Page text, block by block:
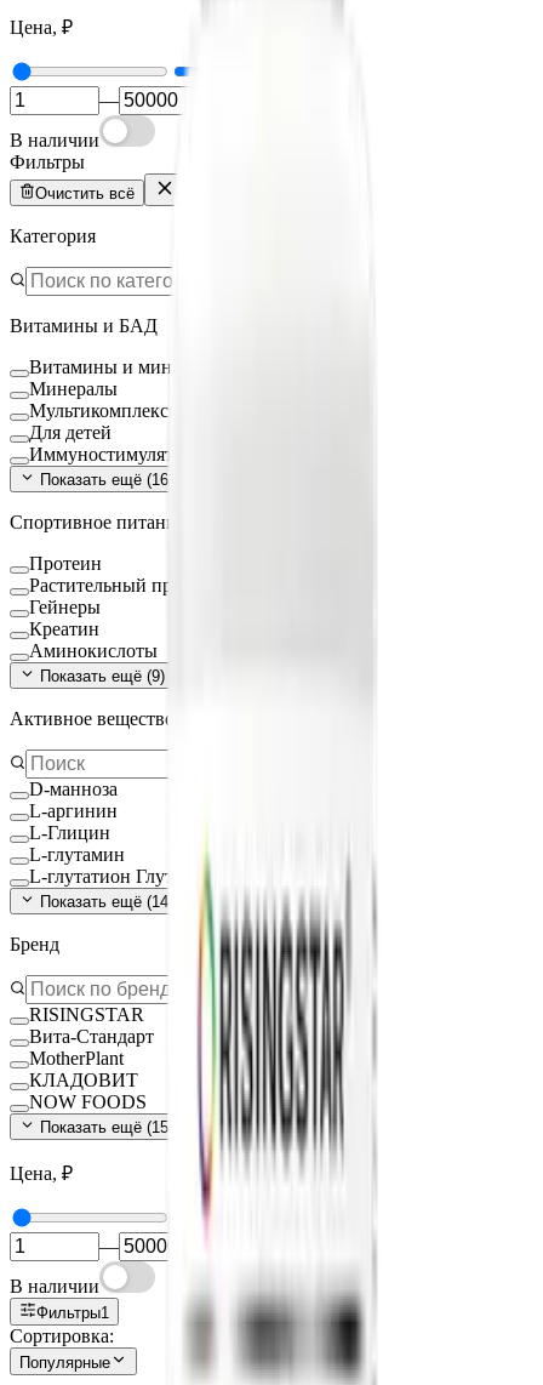
Цена, ₽
—
В наличии
Фильтры
Очистить всё
Категория
Витамины и БАД
Витамины и минералы
Минералы
Мультикомплексы
Для детей
Иммуностимуляторы
Показать ещё (16
Спортивное питание
Протеин
Растительный протеин
Гейнеры
Креатин
Аминокислоты
Показать ещё (9)
Активное вещество
D-манноза
L-аргинин
L-Глицин
L-глутамин
L-глутатион Глутатион
Показать ещё (140
Бренд
RISINGSTAR
Вита-Стандарт
MotherPlant
КЛАДОВИТ
NOW FOODS
Показать ещё (15
Цена, ₽
—
В наличии
Фильтры1
Сортировка:
Популярные